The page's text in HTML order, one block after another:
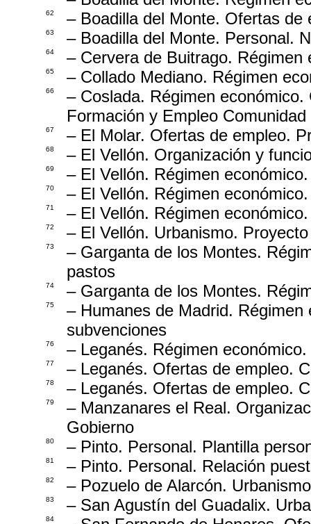
62 – Boadilla del Monte. Ofertas de
63 – Boadilla del Monte. Personal.
64 – Cervera de Buitrago.
65 – Collado Mediano. Régimen
66
– Coslada. Régimen
Formación y Empleo
67 – El Molar. Ofertas de empleo.
68 – El Vellón. Organización y
69 – El Vellón. Régimen
70 – El Vellón. Régimen
71 – El Vellón. Régimen
72 – El Vellón. Urbanismo.
73
– Garganta de los Montes.
pastos
74 – Garganta de los Montes.
75
– Humanes de Madrid.
subvenciones
76 – Leganés. Régimen
77 – Leganés. Ofertas de empleo.
78 – Leganés. Ofertas de empleo.
79
– Manzanares el Real.
Gobierno
80 – Pinto. Personal. Plantilla
81 – Pinto. Personal. Relación
82 – Pozuelo de Alarcón.
83 – San Agustín del Guadalix.
84